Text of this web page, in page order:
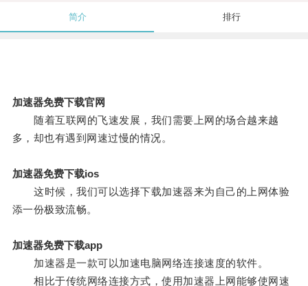
简介 排行
加速器免费下载官网
随着互联网的飞速发展，我们需要上网的场合越来越
多，却也有遇到网速过慢的情况。
加速器免费下载ios
这时候，我们可以选择下载加速器来为自己的上网体验
添一份极致流畅。
加速器免费下载app
加速器是一款可以加速电脑网络连接速度的软件。
相比于传统网络连接方式，使用加速器上网能够使网速